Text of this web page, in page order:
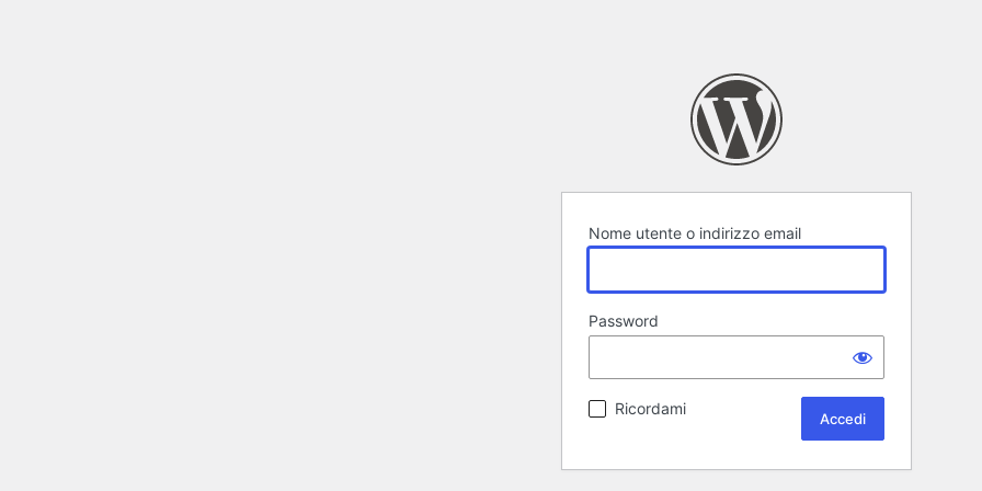
Nome utente o indirizzo email
Password
Ricordami